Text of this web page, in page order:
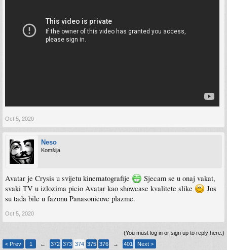
Oct 5, 2020
Neso
Komšija
Avatar je Crysis u svijetu kinematografije
Sjecam se u onaj vakat,
svaki TV u izlozima picio Avatar kao showcase kvalitete slike
Jos
su tada bile u fazonu Panasonicove plazme.
Oct 5, 2020
(You must log in or sign up to reply here.)
< Prev
1 ← 372 373 374 375 376 → 401 Next >